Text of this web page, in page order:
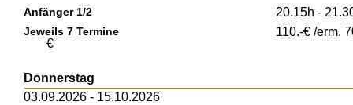
Anfänger 1/2 20.15h -
Jeweils 7 Termine
110.-€ /erm.
€
Donnerstag
03.09.2026 - 15.10.2026